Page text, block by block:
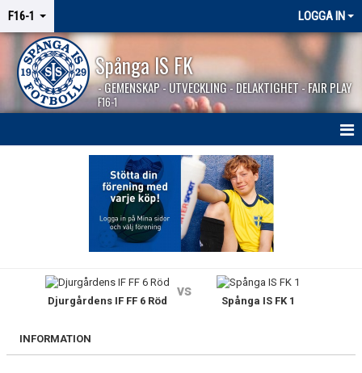
F16-1 LOGGA IN
Spånga IS FK
- GEMENSKAP - UTVECKLING - DELAKTIGHET - FAIR PLAY
F16-1
KONTAKTDjurgårdens IF FF 6 Röd
vs
Spånga IS FK 1
INFORMATION